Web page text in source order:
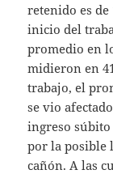
retenido es
inicio del
promedio en
midieron en
trabajo, el
se vio
ingreso súbito
por la posible
cañón. A las